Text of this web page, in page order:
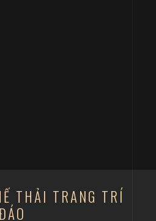
THẢI TRANG TRÍ